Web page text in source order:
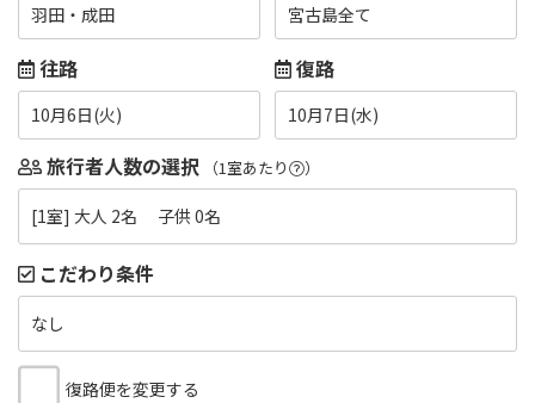
羽田・成田 宮古島全て
往路
10月6日(火)
復路
10月7日(水)
旅行者人数の選択 （1室あたり ）
[1室] 大人 2名 子供 0名
こだわり条件
なし
復路便を変更する